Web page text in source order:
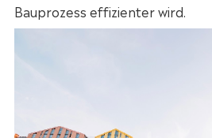
Bauprozess effizienter wird.